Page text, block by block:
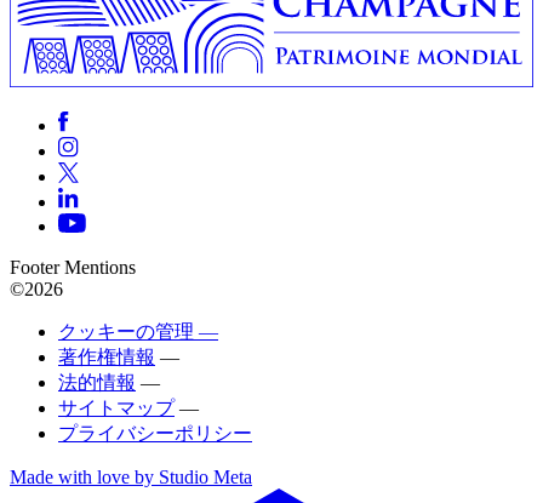
Footer Mentions
©2026
クッキーの管理 —
著作権情報 —
法的情報 —
サイトマップ —
プライバシーポリシー
Made with love by Studio Meta